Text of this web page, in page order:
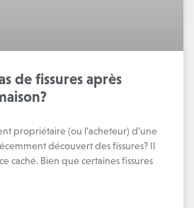
de fissures après
propriétaire (ou l’acheteur) d’une
découvert des fissures? Il
caché. Bien que certaines fissures